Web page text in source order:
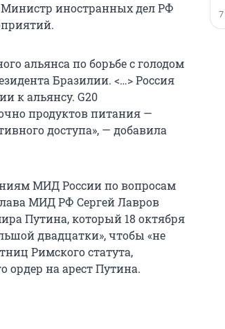
Министр иностранных дел РФ
альянса по борьбе с голодом
Бразилии. <…> Россия
к альянсу. G20
продуктов питания —
доступа», — добавила
МИД России по вопросам
МИД РФ Сергей Лавров
Путина, который 18 октября
двадцатки», чтобы «не
Римского статута,
на арест Путина.
7